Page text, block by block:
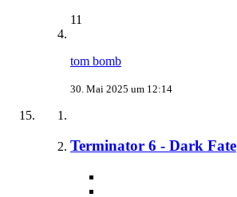
11
tom bomb
30. Mai 2025 um 12:14
Terminator 6 - Dark Fate